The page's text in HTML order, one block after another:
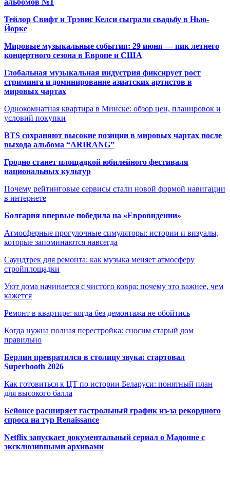
альбомов №1
Тейлор Свифт и Трэвис Келси сыграли свадьбу в Нью-
Йорке
Мировые музыкальные события: 29 июня — пик летнего
концертного сезона в Европе и США
Глобальная музыкальная индустрия фиксирует рост
стриминга и доминирование азиатских артистов в
мировых чартах
Однокомнатная квартира в Минске: обзор цен, планировок и
условий покупки
BTS сохраняют высокие позиции в мировых чартах после
выхода альбома “ARIRANG”
Гродно станет площадкой юбилейного фестиваля
национальных культур
Почему рейтинговые сервисы стали новой формой навигации
в интернете
Болгария впервые победила на «Евровидении»
Атмосферные прогулочные симуляторы: истории и визуалы,
которые запоминаются навсегда
Саундтрек для ремонта: как музыка меняет атмосферу
стройплощадки
Уют дома начинается с чистого ковра: почему это важнее, чем
кажется
Ремонт в квартире: когда без демонтажа не обойтись
Когда нужна полная перестройка: сносим старый дом
правильно
Берлин превратился в столицу звука: стартовал
Superbooth 2026
Как готовиться к ЦТ по истории Беларуси: понятный план
для высокого балла
Бейонсе расширяет гастрольный график из-за рекордного
спроса на тур Renaissance
Netflix запускает документальный сериал о Мадонне с
эксклюзивными архивами